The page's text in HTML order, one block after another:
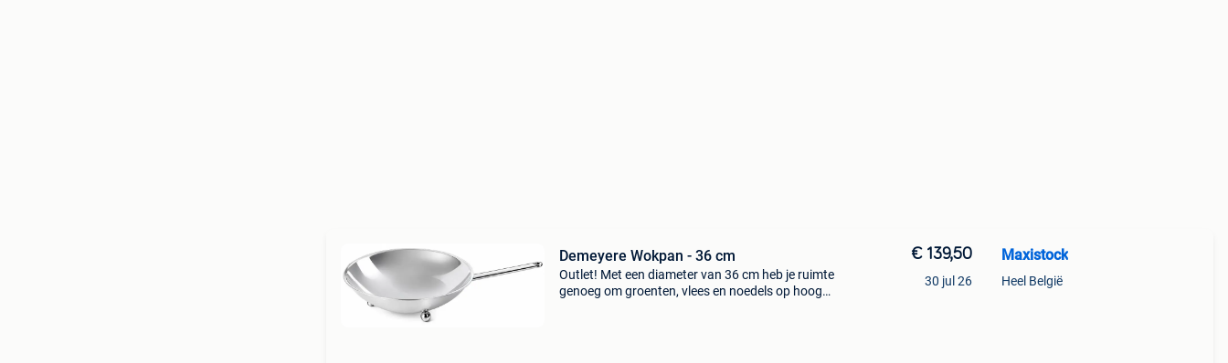
Demeyere Wokpan - 36 cm
Outlet! Met een diameter van 36 cm heb je ruimte
genoeg om groenten, vlees en noedels op hoog
€ 139,50
30 jul 26
Maxistock
Heel België